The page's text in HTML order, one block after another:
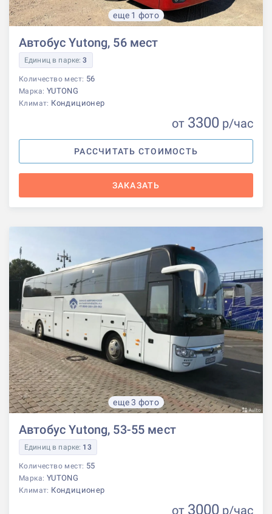
еще 1 фото
Автобус Yutong, 56 мест
Единиц в парке:3
Количество мест: 56
Марка: YUTONG
Климат: Кондиционер
от 3300 р/час
РАССЧИТАТЬ СТОИМОСТЬ
ЗАКАЗАТЬ
еще 3 фото
Автобус Yutong, 53-55 мест
Единиц в парке: 13
Количество мест: 55
Марка: YUTONG
Климат: Кондиционер
от 3000 р/час